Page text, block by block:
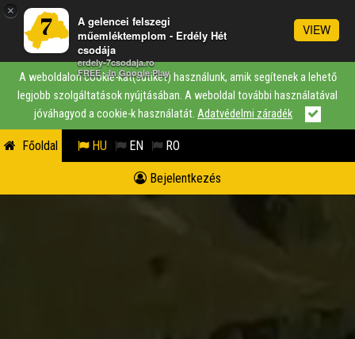
×
A gelencei felszegi
műemléktemplom - Erdély Hét
csodája
erdely-7csodaja.ro
FREE - In Google Play
VIEW
A weboldalon cookie-kat(sütiket) használunk, amik segítenek a lehető
legjobb szolgáltatások nyújtásában. A weboldal további használatával
jóváhagyod a cookie-k használatát. Adatvédelmi záradék
Főoldal HU EN RO
Bejelentkezés